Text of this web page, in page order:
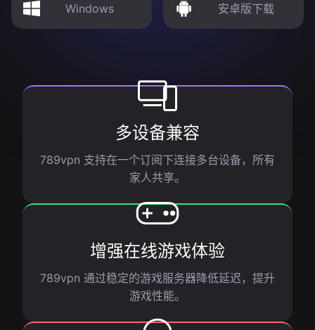
Windows 安卓版下载
多设备兼容
789vpn 支持在一个订阅下连接多台设备，所有
家人共享。
增强在线游戏体验
789vpn 通过稳定的游戏服务器降低延迟，提升
游戏性能。